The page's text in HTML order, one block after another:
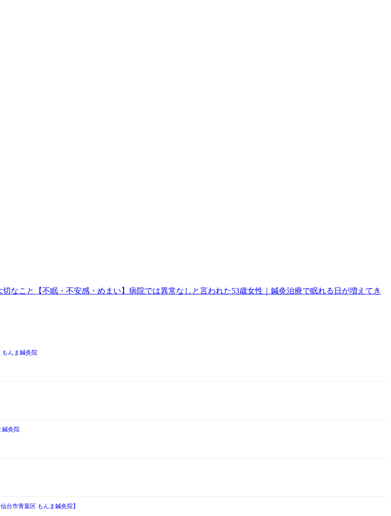
なこと
【不眠・不安感・めまい】病院では異常なしと言われた53歳女性｜鍼灸治療で眠れる日が増えてき
もんま鍼灸院
鍼灸院
台市青葉区 もんま鍼灸院】